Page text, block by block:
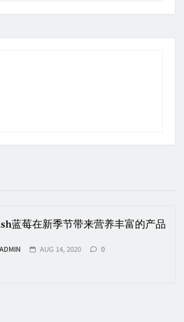
蓝莓在新季节带来营养丰富的产品
AUG 14, 2020 0